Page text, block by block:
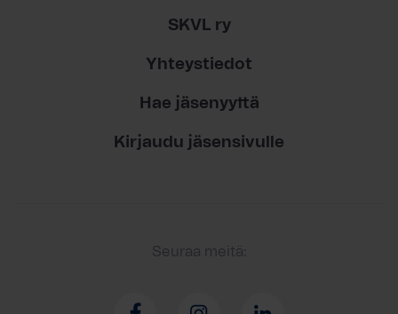
SKVL ry
Yhteystiedot
Hae jäsenyyttä
Kirjaudu jäsensivulle
Seuraa meitä: